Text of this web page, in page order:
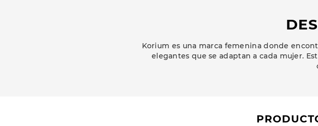
Korium es una marca femenina donde
elegantes que se adaptan a cada mujer.